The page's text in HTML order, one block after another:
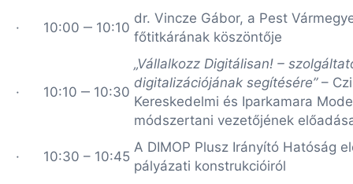
· 10:00 ‒ 10:10
dr. Vincze Gábor, a Pest
főtitkárának köszöntője
· 10:10 ‒ 10:30
„Vállalkozz Digitálisan! –
digitalizációjának segítésére”–
Kereskedelmi és Iparkamara
módszertani vezetőjének
· 10:30 – 10:45
A DIMOP Plusz Irányító Hatóság
pályázati konstrukcióiról